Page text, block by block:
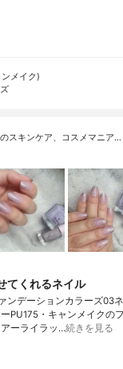
メイク)
スキンケア、コスメマニア…
てくれるネイル
ンデーションカラーズ03
PU175・キャンメイクの
ーライラッ…続きを見る